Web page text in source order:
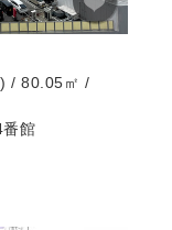
/ 80.05㎡ /
番館